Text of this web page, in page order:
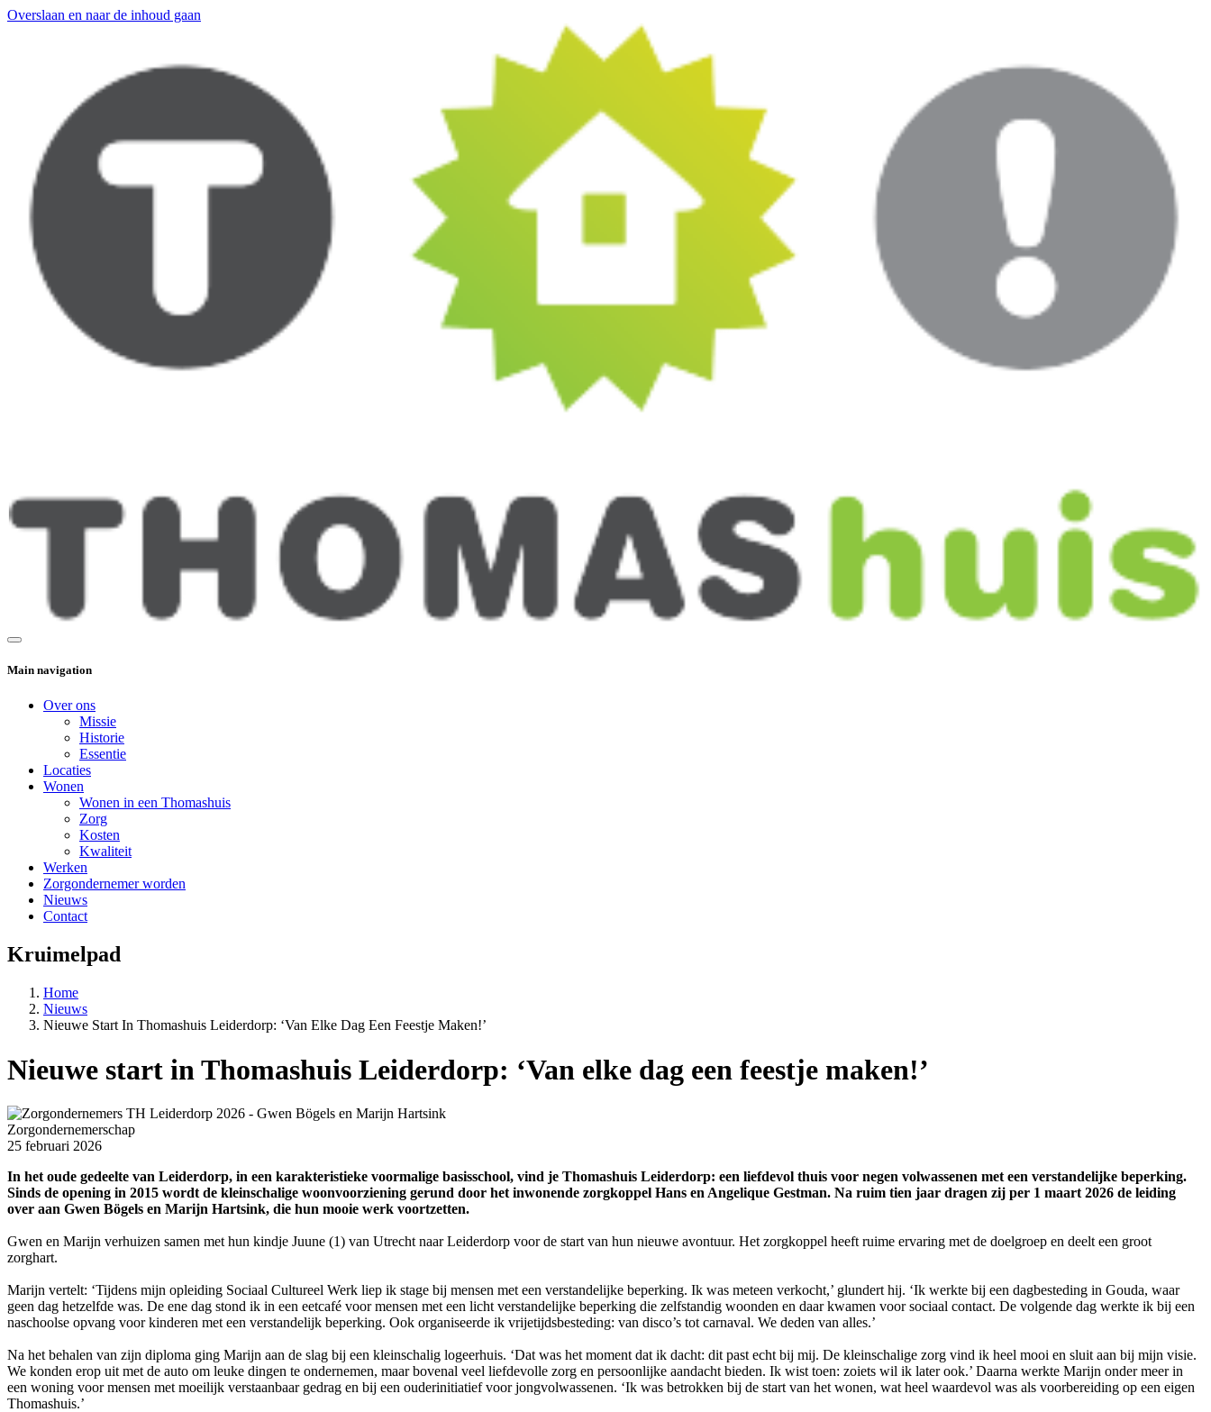
Overslaan en naar de inhoud gaan
Main navigation
Over ons
Missie
Historie
Essentie
Locaties
Wonen
Wonen in een Thomashuis
Zorg
Kosten
Kwaliteit
Werken
Zorgondernemer worden
Nieuws
Contact
Kruimelpad
Home
Nieuws
Nieuwe Start In Thomashuis Leiderdorp: ‘Van Elke Dag Een Feestje Maken!’
Nieuwe start in Thomashuis Leiderdorp: ‘Van elke dag een feestje maken!’
Zorgondernemerschap
25 februari 2026
In het oude gedeelte van Leiderdorp, in een karakteristieke voormalige basisschool, vind je Thomashuis Leiderdorp: een liefdevol thuis voor negen volwassenen met een verstandelijke beperking.
Sinds de opening in 2015 wordt de kleinschalige woonvoorziening gerund door het inwonende zorgkoppel Hans en Angelique Gestman. Na ruim tien jaar dragen zij per 1 maart 2026 de leiding
over aan Gwen Bögels en Marijn Hartsink, die hun mooie werk voortzetten.
Gwen en Marijn verhuizen samen met hun kindje Juune (1) van Utrecht naar Leiderdorp voor de start van hun nieuwe avontuur. Het zorgkoppel heeft ruime ervaring met de doelgroep en deelt een groot
zorghart.
Marijn vertelt: ‘Tijdens mijn opleiding Sociaal Cultureel Werk liep ik stage bij mensen met een verstandelijke beperking. Ik was meteen verkocht,’ glundert hij. ‘Ik werkte bij een dagbesteding in Gouda, waar
geen dag hetzelfde was. De ene dag stond ik in een eetcafé voor mensen met een licht verstandelijke beperking die zelfstandig woonden en daar kwamen voor sociaal contact. De volgende dag werkte ik bij een
naschoolse opvang voor kinderen met een verstandelijk beperking. Ook organiseerde ik vrijetijdsbesteding: van disco’s tot carnaval. We deden van alles.’
Na het behalen van zijn diploma ging Marijn aan de slag bij een kleinschalig logeerhuis. ‘Dat was het moment dat ik dacht: dit past echt bij mij. De kleinschalige zorg vind ik heel mooi en sluit aan bij mijn visie.
We konden erop uit met de auto om leuke dingen te ondernemen, maar bovenal veel liefdevolle zorg en persoonlijke aandacht bieden. Ik wist toen: zoiets wil ik later ook.’ Daarna werkte Marijn onder meer in
een woning voor mensen met moeilijk verstaanbaar gedrag en bij een ouderinitiatief voor jongvolwassenen. ‘Ik was betrokken bij de start van het wonen, wat heel waardevol was als voorbereiding op een eigen
Thomashuis.’